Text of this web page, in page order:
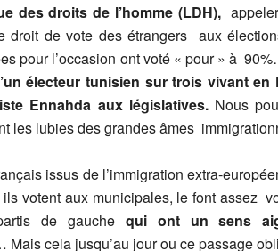
des droits de l’homme (LDH),appeler
droit de vote des étrangers aux
pour l’occasion ont voté « pour » à
électeur tunisien sur trois vivant
Ennahda aux législatives.Nous
les lubies des grandes âmes
issus de l’immigration extra-
ils votent aux municipales, le font assez
de gauche qui ont un sens
Mais cela jusqu’au jour ou ce passage